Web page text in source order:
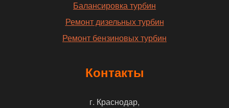
Балансировка турбин
Ремонт дизельных турбин
Ремонт бензиновых турбин
Контакты
г. Краснодар,